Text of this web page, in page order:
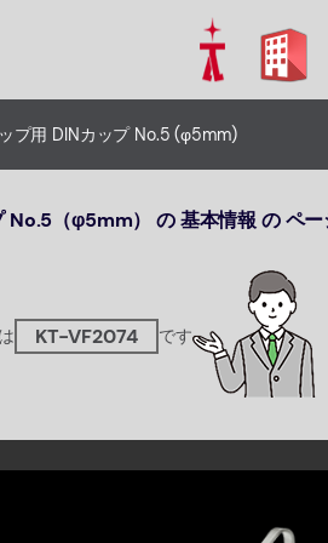
プ用 DINカップ No.5 (φ5mm)
No.5（φ5mm） の 基本情報 の ペ
KT-VF2074 です